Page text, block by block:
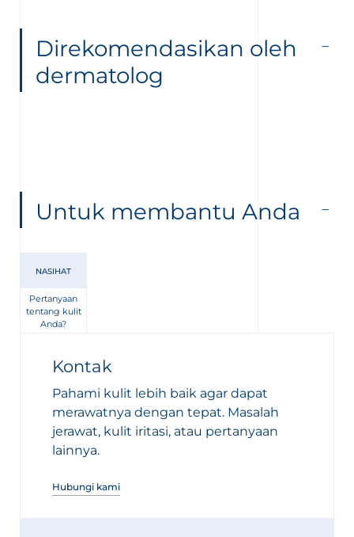
Direkomendasikan oleh
dermatolog
Untuk membantu Anda
NASIHAT
Pertanyaan
tentang kulit
Anda?
Kontak
Pahami kulit lebih baik agar dapat
merawatnya dengan tepat. Masalah
jerawat, kulit iritasi, atau pertanyaan
lainnya.
Hubungi kami